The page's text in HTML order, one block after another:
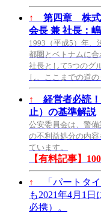
↑
第四章 株式
会長 兼 社長：
1993（平成5）年、
都圏とベトナムに
社長として5つのグ
し、ここまでの道
↑
経営者必読
止）の基準解説
公安委員会は、警
の不利益処分の内
ています。
【有料記事】
↑
「パートタ
も2021年4月1
必携）。